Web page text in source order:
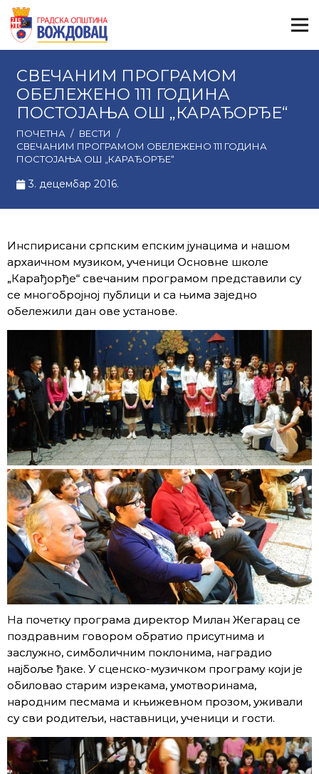
СВЕЧАНИМ ПРОГРАМОМ
ОБЕЛЕЖЕНО 111 ГОДИНА
ПОСТОЈАЊА ОШ „КАРАЂОРЂЕ“
ПОЧЕТНА / ВЕСТИ
/
СВЕЧАНИМ ПРОГРАМОМ ОБЕЛЕЖЕНО 111 ГОДИНА
ПОСТОЈАЊА ОШ „КАРАЂОРЂЕ“
3. децембар 2016.
Инспирисани српским епским јунацима и нашом
архаичном музиком, ученици Основне школе
„Карађорђе“ свечаним програмом представили су
се многобројној публици и са њима заједно
обележили дан ове установе.
На почетку програма директор Милан Жегарац се
поздравним говором обратио присутнима и
заслужно, симболичним поклонима, наградио
најбоље ђаке. У сценско-музичком програму који је
обиловао старим изрекама, умотворинама,
народним песмама и књижевном прозом, уживали
су сви родитељи, наставници, ученици и гости.